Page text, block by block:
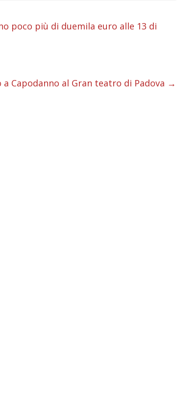
poco più di duemila euro alle 13 di
a Capodanno al Gran teatro di Padova →